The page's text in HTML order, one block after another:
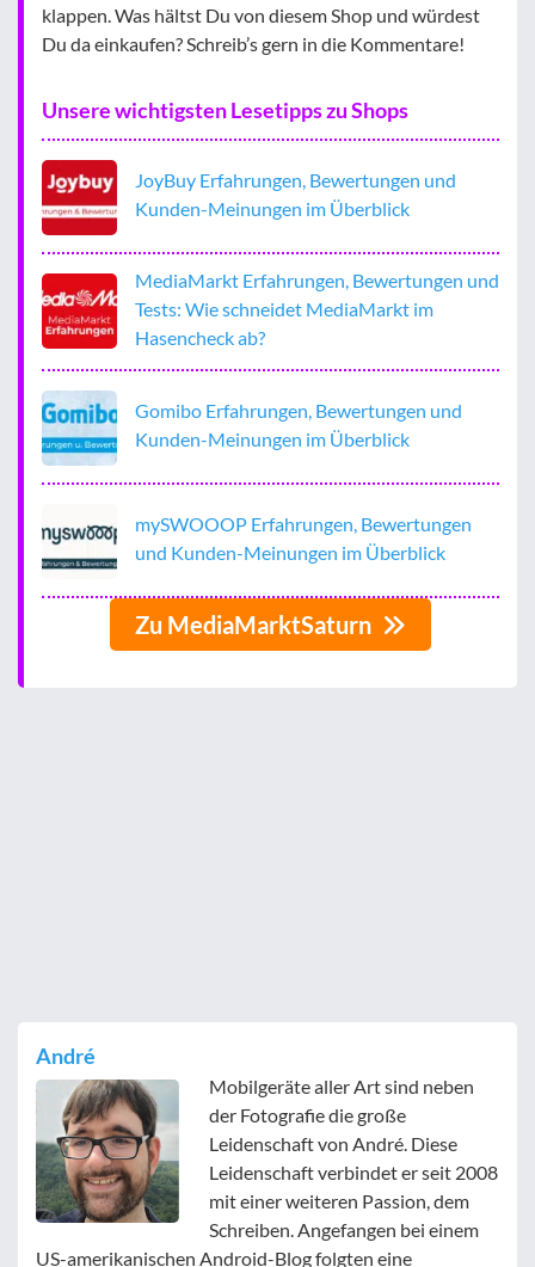
klappen. Was hältst Du von diesem Shop und würdest
Du da einkaufen? Schreib’s gern in die Kommentare!
Unsere wichtigsten Lesetipps zu Shops
JoyBuy Erfahrungen, Bewertungen und
Kunden-Meinungen im Überblick
MediaMarkt Erfahrungen, Bewertungen und
Tests: Wie schneidet MediaMarkt im
Hasencheck ab?
Gomibo Erfahrungen, Bewertungen und
Kunden-Meinungen im Überblick
mySWOOOP Erfahrungen, Bewertungen
und Kunden-Meinungen im Überblick
Zu MediaMarktSaturn
André
Mobilgeräte aller Art sind neben
der Fotografie die große
Leidenschaft von André. Diese
Leidenschaft verbindet er seit 2008
mit einer weiteren Passion, dem
Schreiben. Angefangen bei einem
US-amerikanischen Android-Blog folgten eine